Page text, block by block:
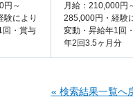
円～
験により
回・賞与
月給：210,000円
285,000円・経験
変動・昇給年1回
年2回3.5ヶ月分
« 検索結果一覧へ